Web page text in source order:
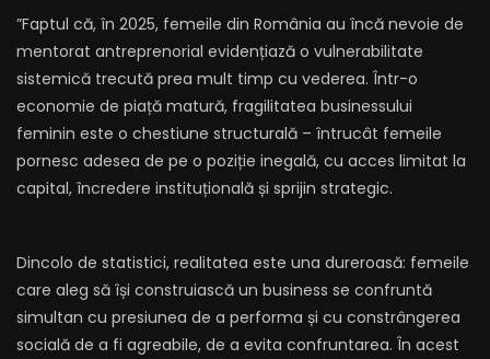
”Faptul că, în 2025, femeile din România au încă nevoie de
mentorat antreprenorial evidențiază o vulnerabilitate
sistemică trecută prea mult timp cu vederea. Într-o
economie de piață matură, fragilitatea businessului
feminin este o chestiune structurală – întrucât femeile
pornesc adesea de pe o poziție inegală, cu acces limitat la
capital, încredere instituțională și sprijin strategic.
Dincolo de statistici, realitatea este una dureroasă: femeile
care aleg să își construiască un business se confruntă
simultan cu presiunea de a performa și cu constrângerea
socială de a fi agreabile, de a evita confruntarea. În acest